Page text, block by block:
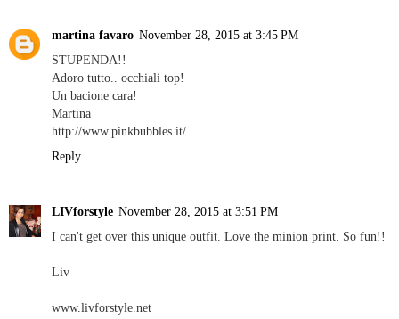
martina favaro November 28, 2015 at 3:45 PM
STUPENDA!!
Adoro tutto.. occhiali top!
Un bacione cara!
Martina
http://www.pinkbubbles.it/
Reply
LIVforstyle November 28, 2015 at 3:51 PM
I can't get over this unique outfit. Love the minion print. So fun!!
Liv
www.livforstyle.net